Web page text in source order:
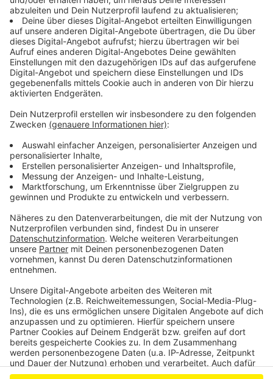
Anzeige
Anzeige
Weitere Meldungen aus Leverkusen
Anzeige
Müllfahrzeuge aus Leverkusen helfen bald in der
Leverkusen: Noch keine Entscheidung über
Energiesparmaßnahmen
Schleppende Apfelsammlung in Leverkusen
Anzeige
Anzeige